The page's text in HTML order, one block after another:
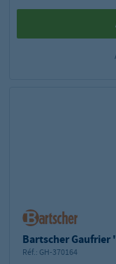
Bartscher
Réf.: GH-370164